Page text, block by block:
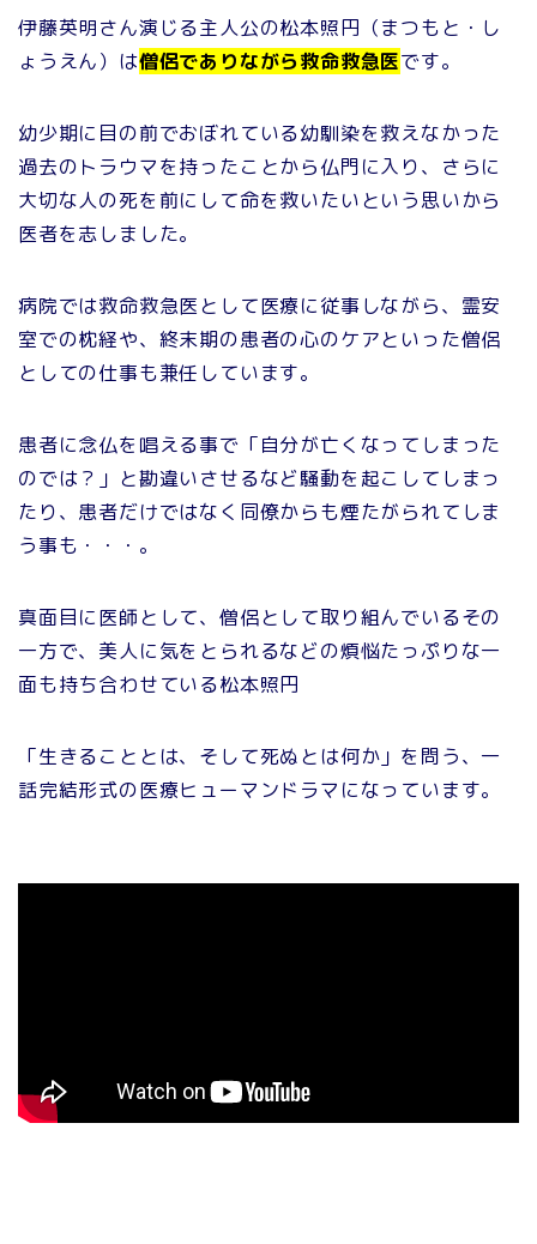
伊藤英明さん演じる主人公の松本照円（まつもと・し
ょうえん）は僧侶でありながら救命救急医です。
幼少期に目の前でおぼれている幼馴染を救えなかった
過去のトラウマを持ったことから仏門に入り、さらに
大切な人の死を前にして命を救いたいという思いから
医者を志しました。
病院では救命救急医として医療に従事しながら、霊安
室での枕経や、終末期の患者の心のケアといった僧侶
としての仕事も兼任しています。
患者に念仏を唱える事で「自分が亡くなってしまった
のでは？」と勘違いさせるなど騒動を起こしてしまっ
たり、患者だけではなく同僚からも煙たがられてしま
う事も・・・。
真面目に医師として、僧侶として取り組んでいるその
一方で、美人に気をとられるなどの煩悩たっぷりな一
面も持ち合わせている松本照円
「生きることとは、そして死ぬとは何か」を問う、一
話完結形式の医療ヒューマンドラマになっています。